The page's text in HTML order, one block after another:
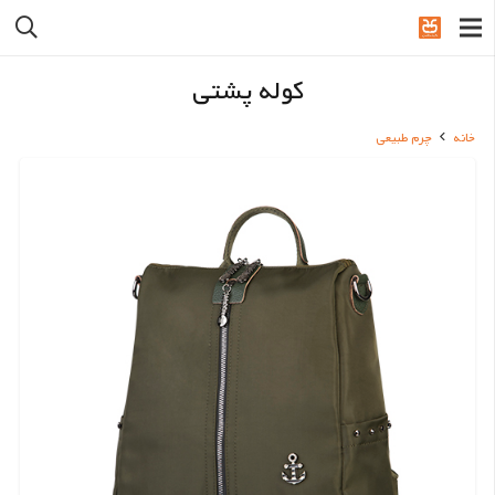
کوله پشتی
خانه چرم طبیعی